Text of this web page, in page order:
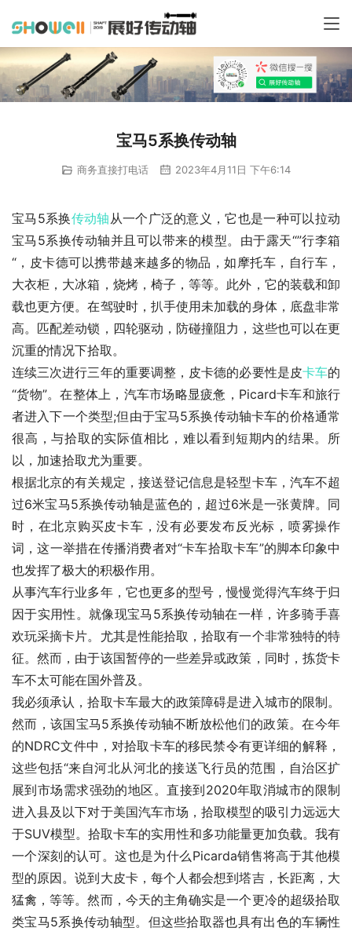
宝马5系换传动轴
商务直接打电话 2023年4月11日 下午6:14
宝马5系换传动轴从一个广泛的意义，它也是一种可以拉动
宝马5系换传动轴并且可以带来的模型。由于露天“”行李箱
“，皮卡德可以携带越来越多的物品，如摩托车，自行车，
大衣柜，大冰箱，烧烤，椅子，等等。此外，它的装载和卸
载也更方便。在驾驶时，扒手使用未加载的身体，底盘非常
高。匹配差动锁，四轮驱动，防碰撞阻力，这些也可以在更
沉重的情况下拾取。
连续三次进行三年的重要调整，皮卡德的必要性是皮卡车的
“货物”。在整体上，汽车市场略显疲惫，Picard卡车和旅行
者进入下一个类型;但由于宝马5系换传动轴卡车的价格通常
很高，与拾取的实际值相比，难以看到短期内的结果。所
以，加速拾取尤为重要。
根据北京的有关规定，接送登记信息是轻型卡车，汽车不超
过6米宝马5系换传动轴是蓝色的，超过6米是一张黄牌。同
时，在北京购买皮卡车，没有必要发布反光标，喷雾操作
词，这一举措在传播消费者对“卡车拾取卡车”的脚本印象中
也发挥了极大的积极作用。
从事汽车行业多年，它也更多的型号，慢慢觉得汽车终于归
因于实用性。就像现宝马5系换传动轴在一样，许多骑手喜
欢玩采摘卡片。尤其是性能拾取，拾取有一个非常独特的特
征。然而，由于该国暂停的一些差异或政策，同时，拣货卡
车不太可能在国外普及。
我必须承认，拾取卡车最大的政策障碍是进入城市的限制。
然而，该国宝马5系换传动轴不断放松他们的政策。在今年
的NDRC文件中，对拾取卡车的移民禁令有更详细的解释，
这些包括“来自河北从河北的接送飞行员的范围，自治区扩
展到市场需求强劲的地区。直接到2020年取消城市的限制
进入县及以下对于美国汽车市场，拾取模型的吸引力远远大
于SUV模型。拾取卡车的实用性和多功能量更加负载。我有
一个深刻的认可。这也是为什么Picarda销售将高于其他模
型的原因。说到大皮卡，每个人都会想到塔吉，长距离，大
猛禽，等等。然而，今天的主角确实是一个更冷的超级拾取
类宝马5系换传动轴型。但这些拾取器也具有出色的车辆性